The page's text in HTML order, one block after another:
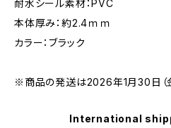
耐水シール素材：PVC
本体厚み：約2.4ｍｍ
カラー：ブラック
※商品の発送は2026年1月30日（
International